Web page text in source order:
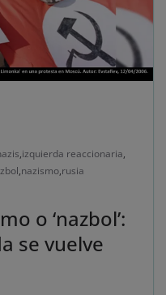
,izquierda reaccionaria,
,nazismo,rusia
o ‘nazbol’:
se vuelve